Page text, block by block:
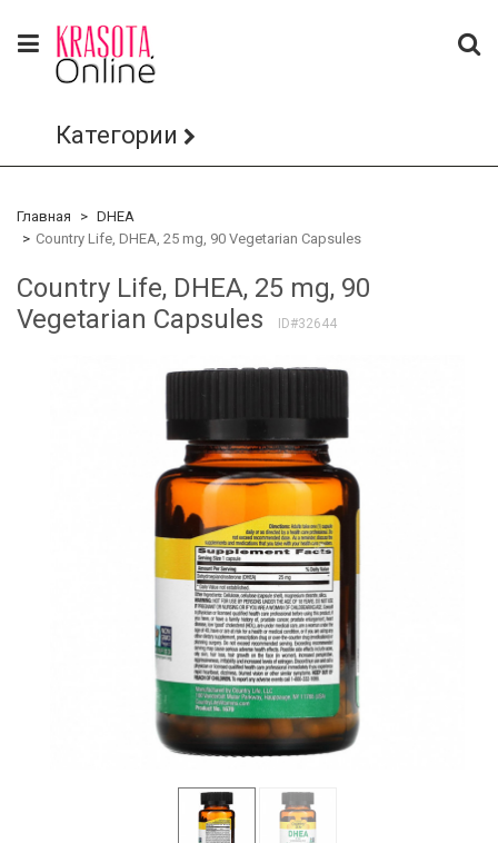
Категории
Главная
DHEA
Country Life, DHEA, 25 mg, 90 Vegetarian Capsules
Country Life, DHEA, 25 mg, 90
Vegetarian Capsules
ID#32644